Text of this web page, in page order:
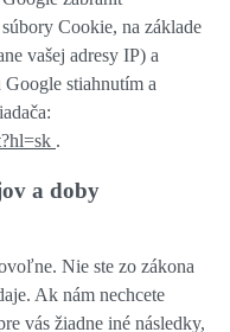
Cookie, na základe
vašej adresy IP) a
stiahnutím a
.
a doby
Nie ste zo zákona
Ak nám nechcete
vás žiadne iné následky,